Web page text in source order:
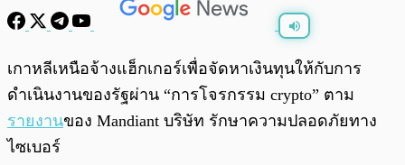
พร้อมเล่น 0:00
เกาหลีเหนือจ้างแฮ็กเกอร์เพื่อจัดหาเงินทุนให้กับการ
ดำเนินงานของรัฐผ่าน “การโจรกรรม crypto” ตาม
รายงานของ Mandiant บริษัท รักษาความปลอดภัยทาง
ไซเบอร์